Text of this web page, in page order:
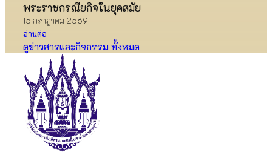
พระราชกรณียกิจในยุคสมัย
15 กรกฎาคม 2569
อ่านต่อ
ดูข่าวสารและกิจกรรม ทั้งหมด